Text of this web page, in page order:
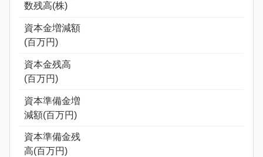
数残高(株)
資本金増減額
(百万円)
資本金残高
(百万円)
資本準備金増
減額(百万円)
資本準備金残
高(百万円)